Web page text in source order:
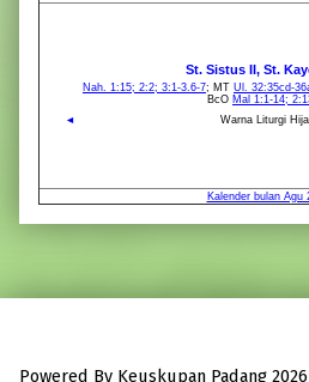
Powered By Keuskupan Padang 2026